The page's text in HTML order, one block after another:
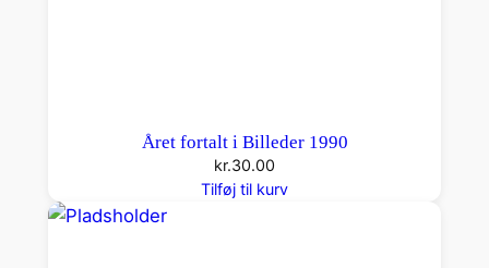
Året fortalt i Billeder 1990
kr.30.00
Tilføj til kurv